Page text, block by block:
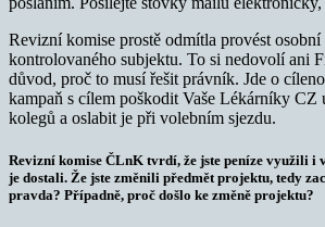
Revizní komise prostě odmítla provést
kontrolovaného subjektu. To si nedovolí ani
důvod, proč to musí řešit právník. Jde o
kampaň s cílem poškodit Vaše Lékárníky CZ
kolegů a oslabit je při volebním sjezdu.
Revizní komise ČLnK tvrdí, že jste peníze využili i
je dostali. Že jste změnili předmět projektu, tedy
pravda? Případně, proč došlo ke změně projektu?